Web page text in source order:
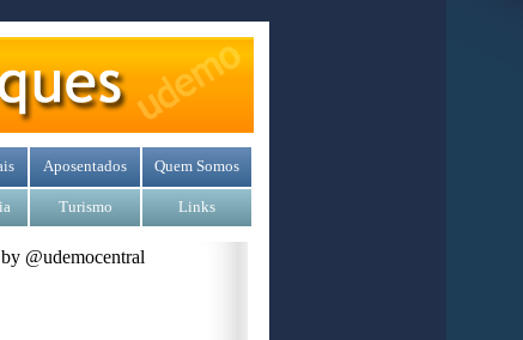
Aposentados Quem Somos
Turismo Links
@udemocentral